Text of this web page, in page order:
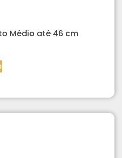
Médio até 46 cm